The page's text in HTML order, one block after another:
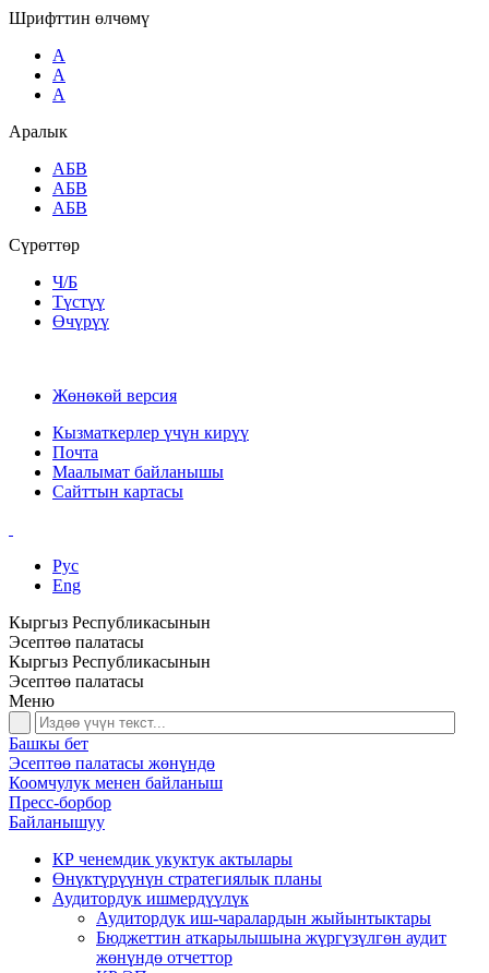
Шрифттин өлчөмү
A
A
A
Аралык
AБВ
AБВ
AБВ
Сүрөттөр
Ч/Б
Түстүү
Өчүрүү
Жөнөкөй версия
Кызматкерлер үчүн кирүү
Почта
Маалымат байланышы
Сайттын картасы
Рус
Eng
Кыргыз Республикасынын
Эсептөө палатасы
Кыргыз Республикасынын
Эсептөө палатасы
Меню
Башкы бет
Эсептөө палатасы жөнүндө
Коомчулук менен байланыш
Пресс-борбор
Байланышуу
КР ченемдик укуктук актылары
Өнүктүрүүнүн стратегиялык планы
Аудитордук ишмердүүлүк
Аудитордук иш-чаралардын жыйынтыктары
Бюджеттин аткарылышына жүргүзүлгөн аудит
жөнүндө отчеттор